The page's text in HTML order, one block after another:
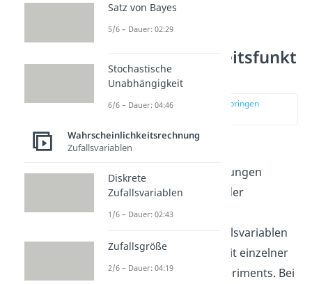
Unterscheidung
Wahrscheinlichkeitsfunkt
ionen
zur Stelle im Video springen
Man unterscheidet bei
Wahrscheinlichkeitsverteilungen
zwischen der Dichte- und der
Verteilungsfunktion. Die
einer Zufallsvariablen
zeigt die Wahrscheinlichkeit einzelner
Ergebnisse des Zufallsexperiments. Bei
Satz von Bayes
5/6 – Dauer: 02:29
Stochastische
Unabhängigkeit
6/6 – Dauer: 04:46
Wahrscheinlichkeitsrechnung
Zufallsvariablen
Diskrete
Zufallsvariablen
1/6 – Dauer: 02:43
Zufallsgröße
2/6 – Dauer: 04:19